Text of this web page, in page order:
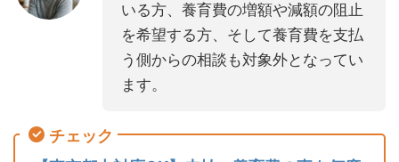
いる方、養育費の増額や減額の阻止
を希望する方、そして養育費を支払
う側からの相談も対象外となってい
ます。
チェック